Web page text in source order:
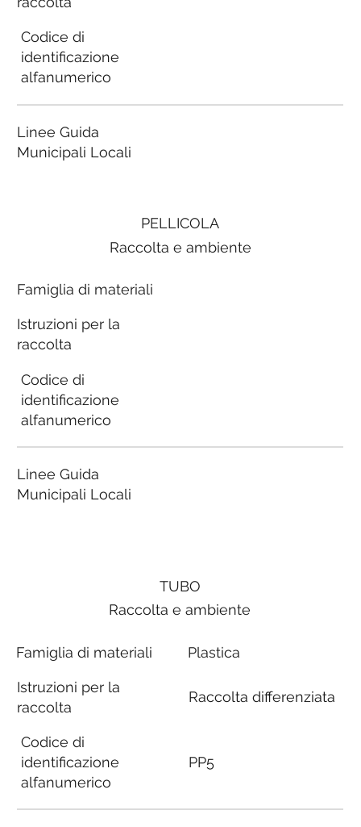
PELLICOLA
Raccolta e ambiente
Famiglia di materiali
Istruzioni per la
raccolta
Codice di
identificazione
alfanumerico
Linee Guida
Municipali Locali
Codice di
identificazione
alfanumerico
Linee Guida
Municipali Locali
TUBO
Raccolta e ambiente
Famiglia di materiali
Istruzioni per la
raccolta
Codice di
identificazione
alfanumerico
Plastica
Raccolta differenziata
PP5